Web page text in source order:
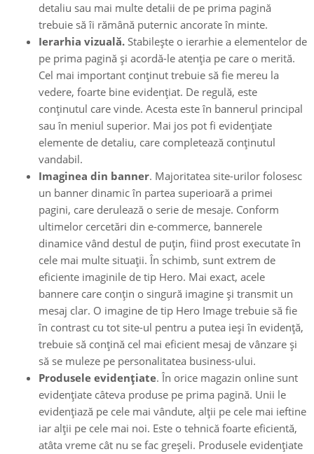
detaliu sau mai multe detalii de pe prima pagină
trebuie să îi rămână puternic ancorate în minte.
Ierarhia vizuală. Stabilește o ierarhie a elementelor de
pe prima pagină și acordă-le atenția pe care o merită.
Cel mai important conținut trebuie să fie mereu la
vedere, foarte bine evidențiat. De regulă, este
conținutul care vinde. Acesta este în bannerul principal
sau în meniul superior. Mai jos pot fi evidențiate
elemente de detaliu, care completează conținutul
vandabil.
Imaginea din banner. Majoritatea site-urilor folosesc
un banner dinamic în partea superioară a primei
pagini, care derulează o serie de mesaje. Conform
ultimelor cercetări din e-commerce, bannerele
dinamice vând destul de puțin, fiind prost executate în
cele mai multe situații. În schimb, sunt extrem de
eficiente imaginile de tip Hero. Mai exact, acele
bannere care conțin o singură imagine și transmit un
mesaj clar. O imagine de tip Hero Image trebuie să fie
în contrast cu tot site-ul pentru a putea ieși în evidență,
trebuie să conțină cel mai eficient mesaj de vânzare și
să se muleze pe personalitatea business-ului.
Produsele evidențiate. În orice magazin online sunt
evidențiate câteva produse pe prima pagină. Unii le
evidențiază pe cele mai vândute, alții pe cele mai ieftine
iar alții pe cele mai noi. Este o tehnică foarte eficientă,
atâta vreme cât nu se fac greșeli. Produsele evidențiate